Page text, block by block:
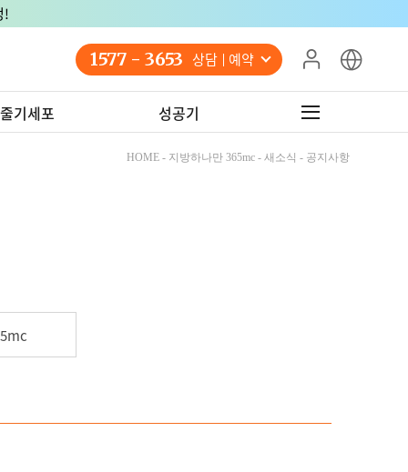
!
1577 - 3653 상담 예약
기세포 성공기
HOME - 지방하나만 365mc - 새소식 - 공지사항